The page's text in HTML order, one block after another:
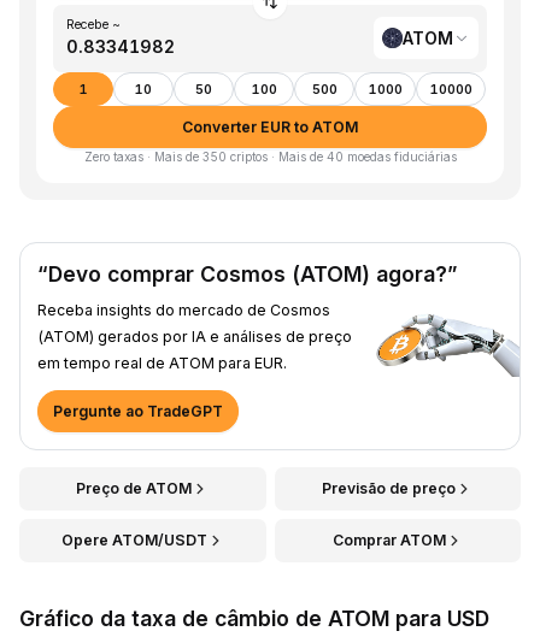
Recebe ~
ATOM
1 10 50 100 500 1000 10000
Converter EUR to ATOM
Zero taxas · Mais de 350 criptos · Mais de 40 moedas fiduciárias
“Devo comprar Cosmos (ATOM) agora?”
Receba insights do mercado de Cosmos
(ATOM) gerados por IA e análises de preço
em tempo real de ATOM para EUR.
Pergunte ao TradeGPT
Preço de ATOM Previsão de preço
Opere ATOM/USDT Comprar ATOM
Gráfico da taxa de câmbio de ATOM para USD